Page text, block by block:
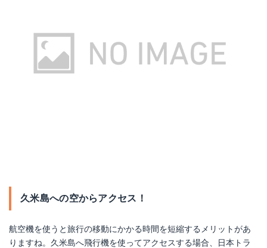
久米島への空からアクセス！
航空機を使うと旅行の移動にかかる時間を短縮するメリットがあ
りますね。久米島へ飛行機を使ってアクセスする場合、日本トラ